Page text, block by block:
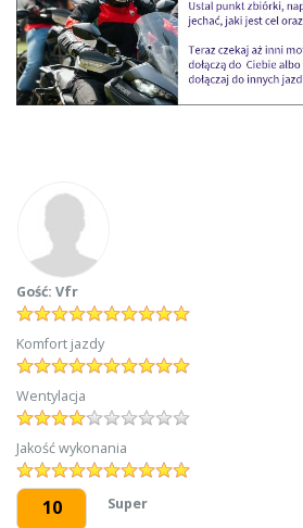
Gość: Vfr
Komfort jazdy
Wentylacja
Jakość wykonania
10 Super